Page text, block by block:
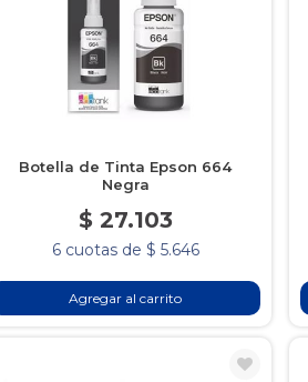
Botella de Tinta Epson 664
Negra
$ 27.103
6 cuotas de $ 5.646
Agregar al carrito